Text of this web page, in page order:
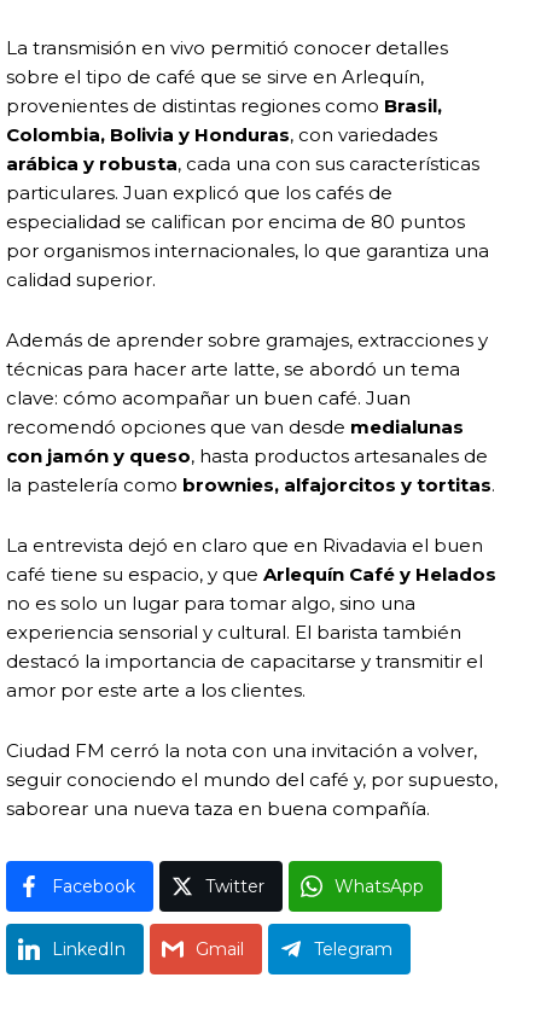
La transmisión en vivo permitió conocer detalles
sobre el tipo de café que se sirve en Arlequín,
provenientes de distintas regiones como Brasil,
Colombia, Bolivia y Honduras, con variedades
arábica y robusta, cada una con sus características
particulares. Juan explicó que los cafés de
especialidad se califican por encima de 80 puntos
por organismos internacionales, lo que garantiza una
calidad superior.
Además de aprender sobre gramajes, extracciones y
técnicas para hacer arte latte, se abordó un tema
clave: cómo acompañar un buen café. Juan
recomendó opciones que van desde medialunas
con jamón y queso, hasta productos artesanales de
la pastelería como brownies, alfajorcitos y tortitas.
La entrevista dejó en claro que en Rivadavia el buen
café tiene su espacio, y que Arlequín Café y Helados
no es solo un lugar para tomar algo, sino una
experiencia sensorial y cultural. El barista también
destacó la importancia de capacitarse y transmitir el
amor por este arte a los clientes.
Ciudad FM cerró la nota con una invitación a volver,
seguir conociendo el mundo del café y, por supuesto,
saborear una nueva taza en buena compañía.
Facebook Twitter WhatsApp
LinkedIn Gmail Telegram